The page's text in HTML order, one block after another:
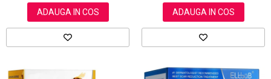
ADAUGA IN COS ADAUGA IN COS